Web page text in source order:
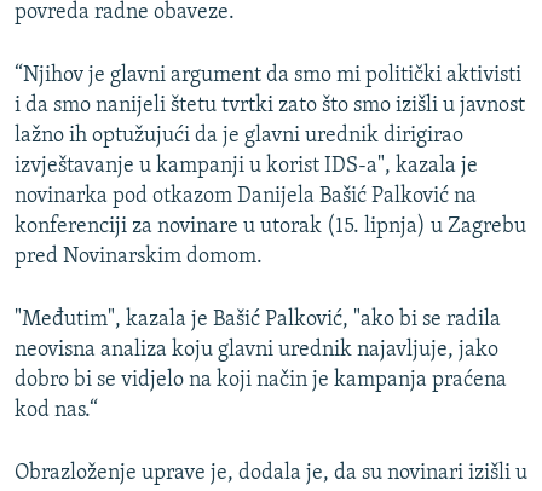
povreda radne obaveze.
“Njihov je glavni argument da smo mi politički aktivisti
i da smo nanijeli štetu tvrtki zato što smo izišli u javnost
lažno ih optužujući da je glavni urednik dirigirao
izvještavanje u kampanji u korist IDS-a", kazala je
novinarka pod otkazom Danijela Bašić Palković na
konferenciji za novinare u utorak (15. lipnja) u Zagrebu
pred Novinarskim domom.
"Međutim", kazala je Bašić Palković, "ako bi se radila
neovisna analiza koju glavni urednik najavljuje, jako
dobro bi se vidjelo na koji način je kampanja praćena
kod nas.“
Obrazloženje uprave je, dodala je, da su novinari izišli u